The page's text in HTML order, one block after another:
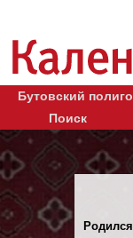
Бутовский
Поиск